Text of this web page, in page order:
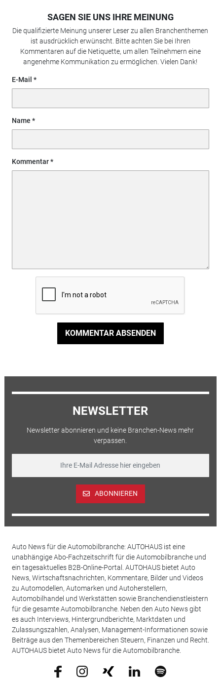
SAGEN SIE UNS IHRE MEINUNG
Die qualifizierte Meinung unserer Leser zu allen Branchenthemen
ist ausdrücklich erwünscht. Bitte achten Sie bei Ihren
Kommentaren auf die Netiquette, um allen Teilnehmern eine
angenehme Kommunikation zu ermöglichen. Vielen Dank!
E-Mail
Name
Kommentar
KOMMENTAR ABSENDEN
NEWSLETTER
Newsletter abonnieren und keine Branchen-News mehr
verpassen.
ABONNIEREN
Auto News für die Automobilbranche: AUTOHAUS ist eine
unabhängige Abo-Fachzeitschrift für die Automobilbranche und
ein tagesaktuelles B2B-Online-Portal. AUTOHAUS bietet Auto
News, Wirtschaftsnachrichten, Kommentare, Bilder und Videos
zu Automodellen, Automarken und Autoherstellern,
Automobilhandel und Werkstätten sowie Branchendienstleistern
für die gesamte Automobilbranche. Neben den Auto News gibt
es auch Interviews, Hintergrundberichte, Marktdaten und
Zulassungszahlen, Analysen, Management-Informationen sowie
Beiträge aus den Themenbereichen Steuern, Finanzen und Recht.
AUTOHAUS bietet Auto News für die Automobilbranche.